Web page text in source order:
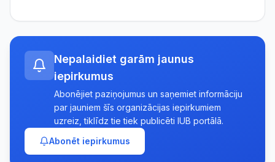
Nepalaidiet garām jaunus
iepirkumus
Abonējiet paziņojumus un saņemiet informāciju
par jauniem šīs organizācijas iepirkumiem
uzreiz, tiklīdz tie tiek publicēti IUB portālā.
Abonēt iepirkumus